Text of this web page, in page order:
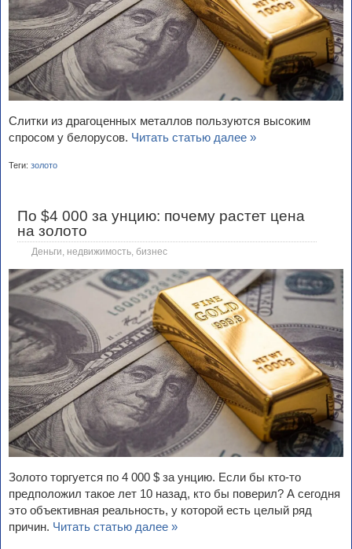
Слитки из драгоценных металлов пользуются высоким
спросом у белорусов. Читать статью далее »
Теги: золото
По $4 000 за унцию: почему растет цена
на золото
Деньги, недвижимость, бизнес
Золото торгуется по 4 000 $ за унцию. Если бы кто-то
предположил такое лет 10 назад, кто бы поверил? А сегодня
это объективная реальность, у которой есть целый ряд
причин. Читать статью далее »